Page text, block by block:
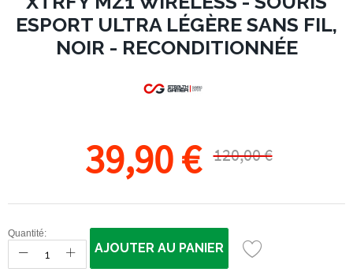
ESPORT ULTRA LÉGÈRE SANS FIL,
NOIR - RECONDITIONNÉE
39,90 € 120,00 €
Quantité:
AJOUTER AU PANIER